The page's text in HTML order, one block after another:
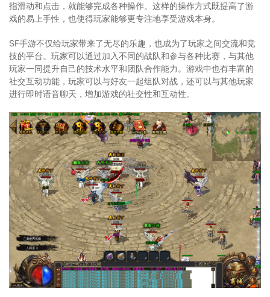
指滑动和点击，就能够完成各种操作。这样的操作方式既提高了游
戏的易上手性，也使得玩家能够更专注地享受游戏本身。
SF手游不仅给玩家带来了无尽的乐趣，也成为了玩家之间交流和竞
技的平台。玩家可以通过加入不同的战队和参与各种比赛，与其他
玩家一同提升自己的技术水平和团队合作能力。游戏中也有丰富的
社交互动功能，玩家可以与好友一起组队对战，还可以与其他玩家
进行即时语音聊天，增加游戏的社交性和互动性。